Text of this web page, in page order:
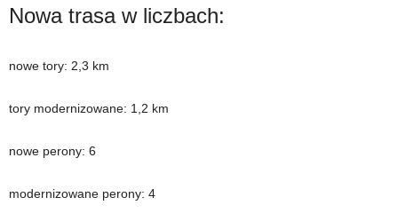
Nowa trasa w liczbach:
nowe tory: 2,3 km
tory modernizowane: 1,2 km
nowe perony: 6
modernizowane perony: 4